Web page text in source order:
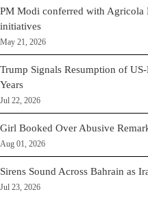
PM Modi conferred with Agricola
initiatives
May 21, 2026
Trump Signals Resumption of
Years
Jul 22, 2026
Girl Booked Over Abusive
Aug 01, 2026
Sirens Sound Across Bahrain as
Jul 23, 2026